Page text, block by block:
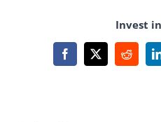
Invest
Facebook
X Reddit